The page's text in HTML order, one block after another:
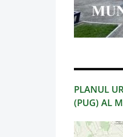
PLANUL
(PUG) AL